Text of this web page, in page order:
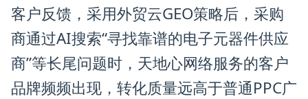
客户反馈，采用外贸云GEO策略后，采购
商通过AI搜索“寻找靠谱的电子元器件供应
商”等长尾问题时，天地心网络服务的客户
品牌频频出现，转化质量远高于普通PPC广